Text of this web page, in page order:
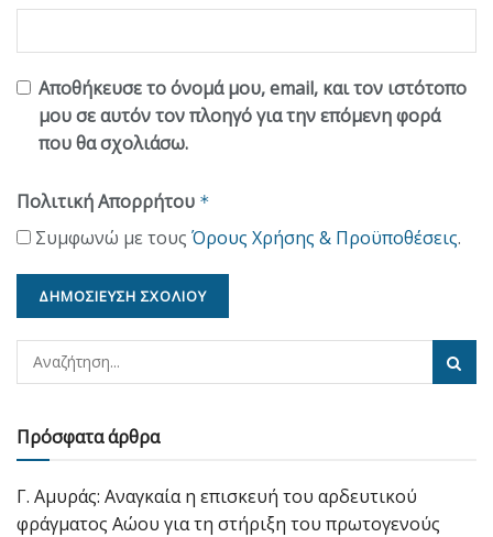
Αποθήκευσε το όνομά μου, email, και τον ιστότοπο
μου σε αυτόν τον πλοηγό για την επόμενη φορά
που θα σχολιάσω.
Πολιτική Απορρήτου *
Συμφωνώ με τους Όρους Χρήσης & Προϋποθέσεις.
Πρόσφατα άρθρα
Γ. Αμυράς: Αναγκαία η επισκευή του αρδευτικού
φράγματος Αώου για τη στήριξη του πρωτογενούς